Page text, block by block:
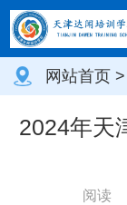
网站首页 >
本招生专
2024年天
阅读